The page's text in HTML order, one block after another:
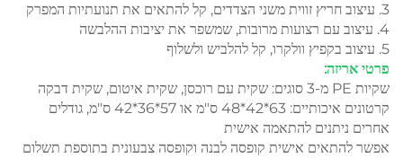
3. עיצוב חריץ זווית משני הצדדים, קל להתאים את תנועתיות המפרק
4. עיצוב עם רצועות מרובות, שמשפר את יציבות ההלבשה
5. עיצוב בקפיץ וולקרו, קל להלביש ולשלוף
פרטי אריזה:
שקיות PE מ-3 סוגים: שקית עם רוכסן, שקית איטום, שקית דבקה
קרטונים איכותיים: 63*42*48 ס"מ או 57*36*42 ס"מ, גודלים
אחרים ניתנים להתאמה אישית
אפשר להתאים אישית קופסה לבנה וקופסה צבעונית בתוספת תשלום